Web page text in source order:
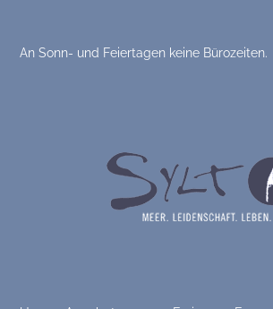
An Sonn- und Feiertagen keine Bürozeiten.